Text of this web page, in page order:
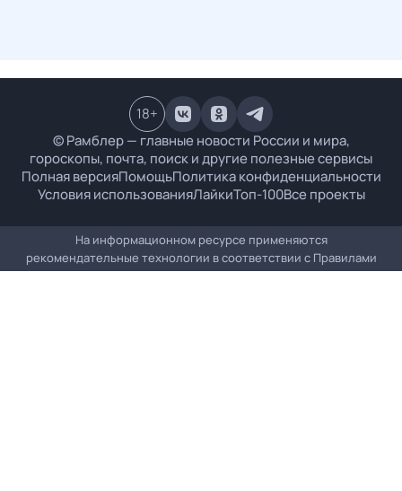
© Рамблер — главные новости России и мира,
гороскопы, почта, поиск и другие полезные сервисы
Полная версияПомощьПолитика конфиденциальности
Условия использованияЛайкиТоп-100Все проекты
18+
На информационном ресурсе применяются
рекомендательные технологии в соответствии с Правилами